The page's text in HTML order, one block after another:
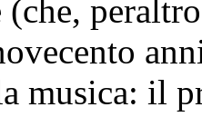
musica: il